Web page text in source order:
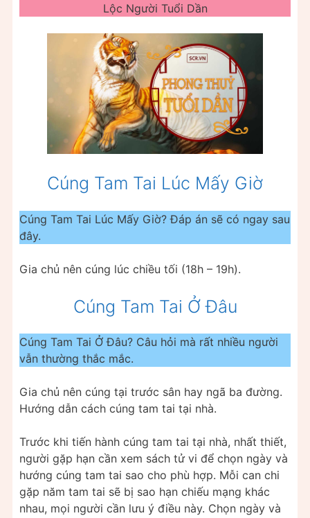
Lộc Người Tuổi Dần
Cúng Tam Tai Lúc Mấy Giờ
Cúng Tam Tai Lúc Mấy Giờ? Đáp án sẽ có ngay sau
đây.
Gia chủ nên cúng lúc chiều tối (18h – 19h).
Cúng Tam Tai Ở Đâu
Cúng Tam Tai Ở Đâu? Câu hỏi mà rất nhiều người
vẫn thường thắc mắc.
Gia chủ nên cúng tại trước sân hay ngã ba đường.
Hướng dẫn cách cúng tam tai tại nhà.
Trước khi tiến hành cúng tam tai tại nhà, nhất thiết,
người gặp hạn cần xem sách tử vi để chọn ngày và
hướng cúng tam tai sao cho phù hợp. Mỗi can chi
gặp năm tam tai sẽ bị sao hạn chiếu mạng khác
nhau, mọi người cần lưu ý điều này. Chọn ngày và